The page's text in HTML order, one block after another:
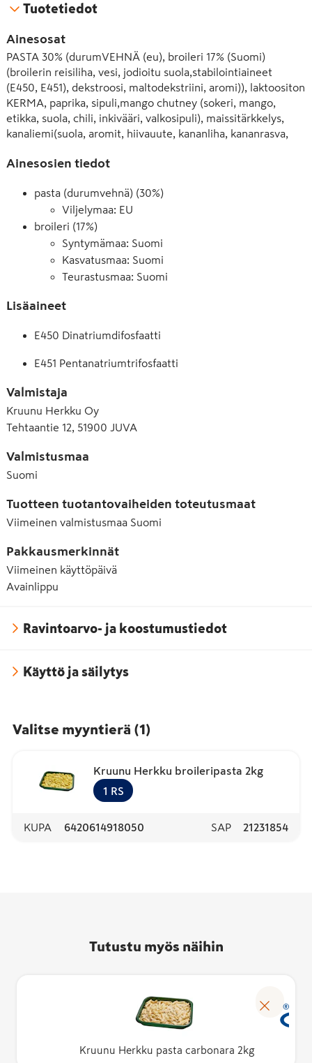
Tuotetiedot
Ainesosat
PASTA 30% (durumVEHNÄ (eu), broileri 17% (Suomi)
(broilerin reisiliha, vesi, jodioitu suola,stabilointiaineet
(E450, E451), dekstroosi, maltodekstriini, aromi)), laktoositon
KERMA, paprika, sipuli,mango chutney (sokeri, mango,
etikka, suola, chili, inkivääri, valkosipuli), maissitärkkelys,
kanaliemi(suola, aromit, hiivauute, kananliha, kananrasva,
mauste,auringonkukkaöljy), korianteri, kurkuma, sarviapila,
Laktoositon.
Ainesosien tiedot
pasta (durumvehnä) (30%)
Viljelymaa: EU
broileri (17%)
Syntymämaa: Suomi
Kasvatusmaa: Suomi
Teurastusmaa: Suomi
Lisäaineet
E450 Dinatriumdifosfaatti
E451 Pentanatriumtrifosfaatti
Valmistaja
Kruunu Herkku Oy
Tehtaantie 12, 51900 JUVA
Valmistusmaa
Suomi
Tuotteen tuotantovaiheiden toteutusmaat
Viimeinen valmistusmaa Suomi
Pakkausmerkinnät
Viimeinen käyttöpäivä
Avainlippu
Ravintoarvo- ja koostumustiedot
Käyttö ja säilytys
Valitse myyntierä (1 )
Kruunu Herkku broileripasta 2kg
1 RS
KUPA 6420614918050 SAP 21231854
Tutustu myös näihin
Kruunu Herkku pasta carbonara 2kg